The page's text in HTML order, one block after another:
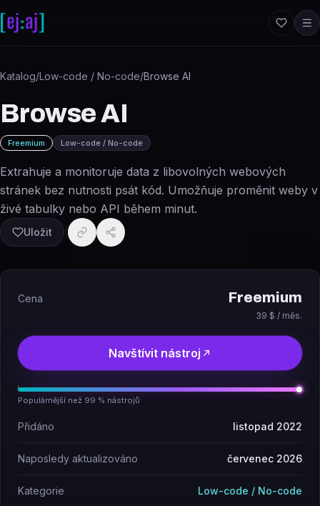
Katalog/Low-code / No-code/Browse AI
Browse AI
Freemium Low-code / No-code
Extrahuje a monitoruje data z libovolných webových
stránek bez nutnosti psát kód. Umožňuje proměnit weby v
živé tabulky nebo API během minut.
Uložit
Cena Freemium
39 $ / měs.
Navštívit nástroj
Populárnější než 99 % nástrojů
Přidáno listopad 2022
Naposledy aktualizováno červenec 2026
Kategorie Low-code / No-code